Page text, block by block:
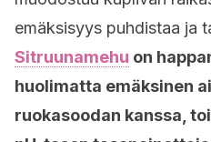
emäksisyys puhdistaa ja
Sitruunamehu on
huolimatta emäksinen
ruokasoodan kanssa,